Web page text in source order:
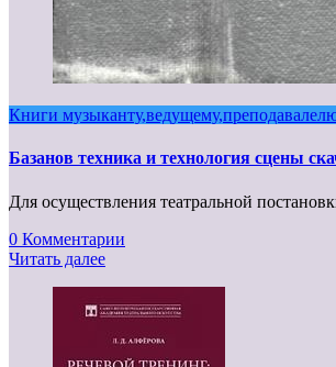
Книги
Базанов техника и технология сцены
Для осуществления театральной
0 Комментарии
Читать далее